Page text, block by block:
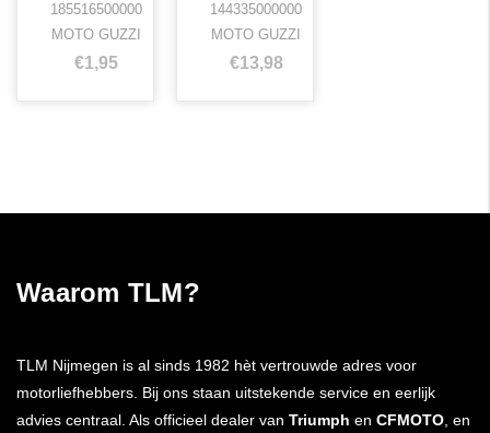
185516500000
MOTO GUZZI
€1,95
144335000000
MOTO GUZZI
€13,98
Waarom TLM?
TLM Nijmegen is al sinds 1982 hèt vertrouwde adres voor
motorliefhebbers. Bij ons staan uitstekende service en eerlijk
advies centraal. Als officieel dealer van Triumph en CFMOTO, en